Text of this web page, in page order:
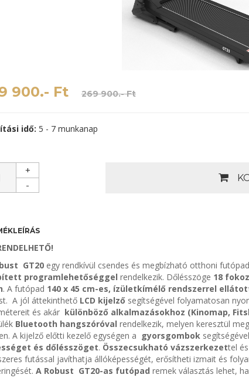
900.- Ft 269 900.- Ft
idő: 5 - 7 munkanap
+
-
GT20 egy rendkívül csendes és megbízható otthoni
programlehetőséggel rendelkezik. Dőlésszöge 18
. A futópad 140 x 45 cm-es, ízületkímélő rendszerrel
A jól áttekinthető LCD kijelző segítségével folyamatosan
és akár különböző alkalmazásokhoz (Kinomap,
Bluetooth hangszóróval rendelkezik, melyen keresztül
A kijelző előtti kezelő egységen a gyorsgombok
és dőlésszöget. Összecsukható vázszerkezettel és
futással javíthatja állóképességét, erősítheti izmait és
A Robust GT20-as futópad remek választás lehet,